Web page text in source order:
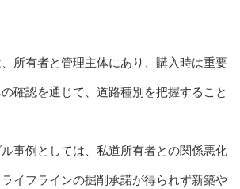
所有者と管理主体にあり、購入時は重要
確認を通じて、道路種別を把握すること
事例としては、私道所有者との関係悪化
イフラインの掘削承諾が得られず新築や